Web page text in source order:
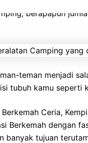
berapapun
teman menjadi
tubuh kamu seperti
Ceria,
Berkemah dengan
banyak tujuan